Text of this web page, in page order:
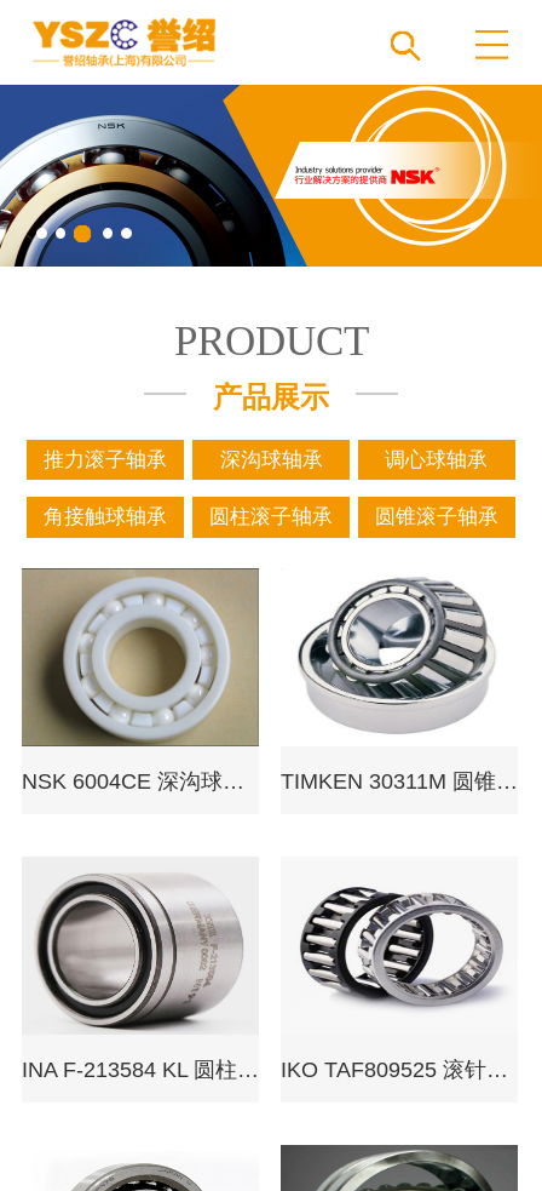
PRODUCT
产品展示
推力滚子轴承 深沟球轴承 调心球轴承
角接触球轴承 圆柱滚子轴承 圆锥滚子轴承
NSK 6004CE 深沟球轴承 TIMKEN 30311M 圆锥滚子轴承
INA F-213584 KL 圆柱滚子轴承 IKO TAF809525 滚针轴承